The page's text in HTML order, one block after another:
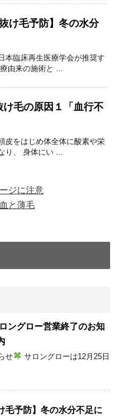
け毛予防】冬の水分
本臨床再生医療学会が推奨す
由来の施術と ...
毛の原因１「血行不
皮をはじめ体全体に酸素や栄
り、 身体にい ...
ジに注意
と薄毛
ングロー営業終了のお知
せ
サロングローは12月25日
毛予防】冬の水分不足に